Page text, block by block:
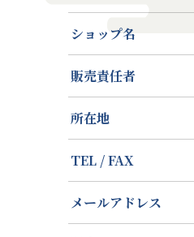
ショップ名
販売責任者
所在地
TEL / FAX
メールアドレス